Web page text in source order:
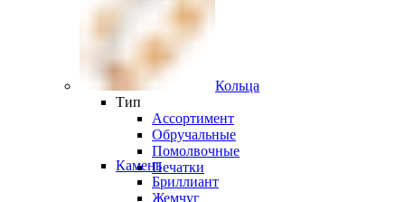
Кольца
Тип
Ассортимент
Обручальные
Помолвочные
Печатки
Камень
Бриллиант
Жемчуг